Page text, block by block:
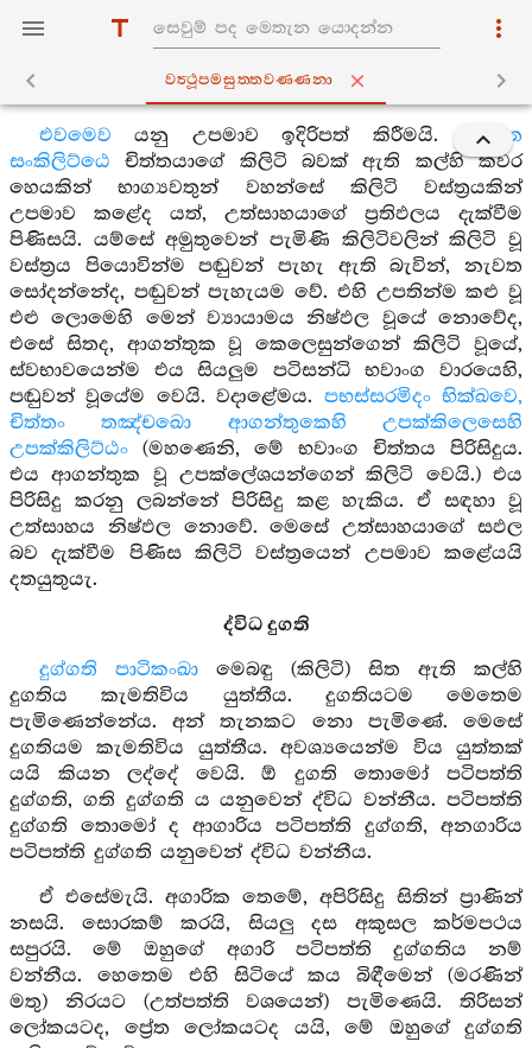
වත්‍ථූපමසුත‍්තවණ‍්ණනා
එවමෙව යනු උපමාව ඉදිරිපත් කිරීමයි.
චිත්තෙ
සංකිලිට්ඨෙ චිත්තයාගේ කිලිටි බවක් ඇති කල්හි කවර
හෙයකින් භාග්‍යවතුන් වහන්සේ කිලිටි වස්ත්‍රයකින්
උපමාව කළේද යත්, උත්සාහයාගේ ප්‍රතිඵලය දැක්වීම
පිණිසයි. යම්සේ අමුතුවෙන් පැමිණි කිලිටිවලින් කිලිටි වූ
වස්ත්‍රය පියොවින්ම පඬුවන් පැහැ ඇති බැවින්, නැවත
සෝදන්නේද, පඬුවන් පැහැයම වේ. එහි උපතින්ම කළු වූ
එළු ලොමෙහි මෙන් ව්‍යායාමය නිෂ්ඵල වූයේ නොවේද,
එසේ සිතද, ආගන්තුක වූ කෙලෙසුන්ගෙන් කිලිටි වූයේ,
ස්වභාවයෙන්ම එය සියලුම පටිසන්ධි භවාංග වාරයෙහි,
පඬුවන් වූයේම වෙයි. වදාළේමය. පභස්සරමිදං භික්ඛවෙ,
චිත්තං තඤ්චඛො ආගන්තුකෙහි උපක්කිලෙසෙහි
උපක්කිලිට්ඨං (මහණෙනි, මේ භවාංග චිත්තය පිරිසිදුය.
එය ආගන්තුක වූ උපක්ලේශයන්ගෙන් කිලිටි වෙයි.) එය
පිරිසිදු කරනු ලබන්නේ පිරිසිදු කළ හැකිය. ඒ සඳහා වූ
උත්සාහය නිෂ්ඵල නොවේ. මෙසේ උත්සාහයාගේ සඵල
බව දැක්වීම පිණිස කිලිටි වස්ත්‍රයෙන් උපමාව කළේයයි
දතයුතුයැ.
ද්විධ දුගති
දුග්ගති පාටිකංඛාමෙබඳු (කිලිටි) සිත ඇති කල්හි
දුගතිය කැමතිවිය යුත්තීය. දුගතියටම මෙතෙම
පැමිණෙන්නේය. අන් තැනකට නො පැමිණේ. මෙසේ
දුගතියම කැමතිවිය යුත්තීය. අවශ්‍යයෙන්ම විය යුත්තක්
යයි කියන ලද්දේ වෙයි. ඕ දුගති තොමෝ පටිපත්ති
දුග්ගති, ගති දුග්ගති ය යනුවෙන් ද්විධ වන්නීය. පටිපත්ති
දුග්ගති තොමෝ ද ආගාරිය පටිපත්ති දුග්ගති, අනගාරිය
පටිපත්ති දුග්ගති යනුවෙන් ද්විධ වන්නීය.
ඒ එසේමැයි. අගාරික තෙමේ, අපිරිසිදු සිතින් ප්‍රාණින්
නසයි. සොරකම් කරයි, සියලු දස අකුසල කර්මපථය
සපුරයි. මේ ඔහුගේ අගාරි පටිපත්ති දුග්ගතිය නම්
වන්නීය. හෙතෙම එහි සිටියේ කය බිඳීමෙන් (මරණින්
මතු) නිරයට (උත්පත්ති වශයෙන්) පැමිණෙයි. තිරිසන්
ලෝකයටද, ප්‍රේත ලෝකයටද යයි, මේ ඔහුගේ දුග්ගති